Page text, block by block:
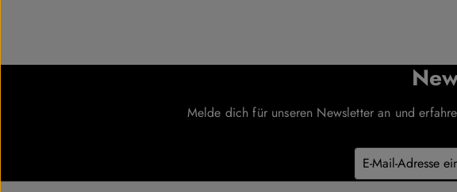
Melde dich für unseren Newsletter an und